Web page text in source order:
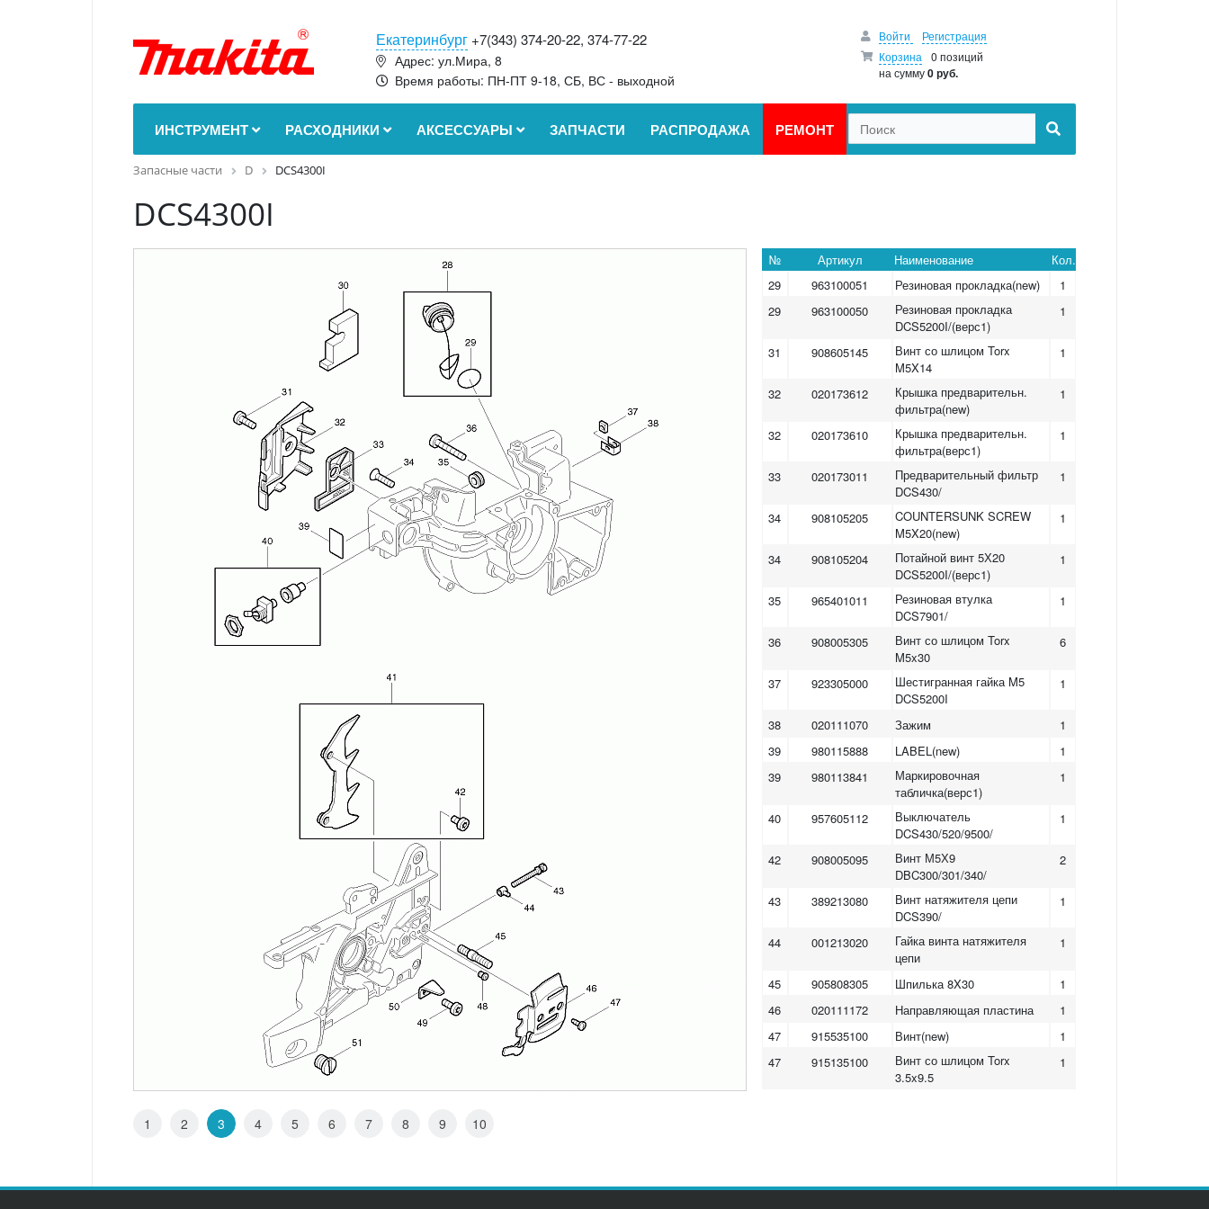
Екатеринбург +7(343) 374-20-22, 374-77-22
Адрес: ул.Мира, 8
Время работы: ПН-ПТ 9-18, СБ, ВС - выходной
Войти
Регистрация
Корзина
0 позиций
на сумму0 руб.
ИНСТРУМЕНТ РАСХОДНИКИ АКСЕССУАРЫ ЗАПЧАСТИ РАСПРОДАЖА РЕМОНТ
Запасные части D DCS4300I
DCS4300I
1 2 3 4 5 6 7 8 9 10
№ Артикул Наименование
Кол.
29
963100051 Резиновая прокладка(new)
1
29
963100050
Резиновая прокладка
DCS5200I/(верс1)
1
31 908605145
Винт со шлицом Torx
M5X14
1
32 020173612
Крышка предварительн.
фильтра(new)
1
32 020173610
Крышка предварительн.
фильтра(верс1)
1
33 020173011
Предварительный фильтр
DCS430/
1
34 908105205
COUNTERSUNK SCREW
M5X20(new)
1
34 908105204
Потайной винт 5Х20
DCS5200I/(верс1)
1
35 965401011
Резиновая втулка
DCS7901/
1
36 908005305
Винт со шлицом Torx
M5x30
6
37 923305000
Шестигранная гайка M5
DCS5200I
1
38 020111070 Зажим
1
39
980115888 LABEL(new)
1
39
980113841
Маркировочная
табличка(верс1)
1
40 957605112
Выключатель
DCS430/520/9500/
1
42 908005095
Винт М5Х9
DBC300/301/340/
2
43 389213080
Винт натяжителя цепи
DCS390/
1
44 001213020
Гайка винта натяжителя
цепи
1
45 905808305 Шпилька 8X30
1
46
020111172 Направляющая пластина
1
47
915535100 Винт(new)
1
47
915135100
Винт со шлицом Torx
3.5x9.5
1
50 020111082 Упор цепи
1